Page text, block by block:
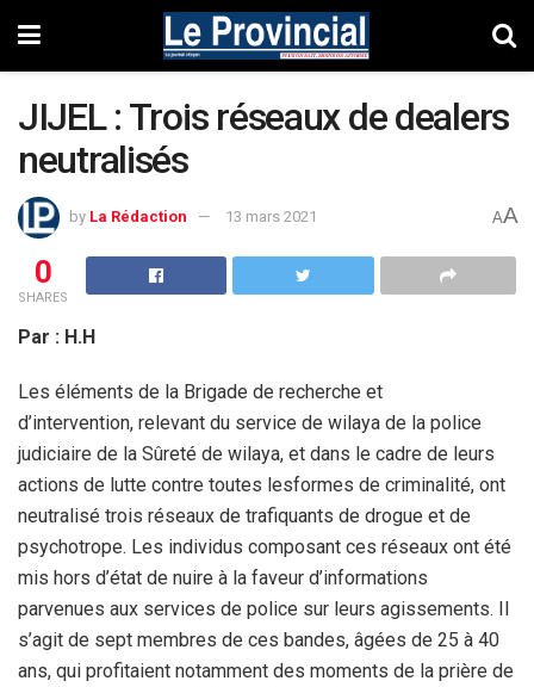
JIJEL : Trois réseaux de dealers
neutralisés
by La Rédaction 13 mars 2021 AA
0
SHARES
Par : H.H
Les éléments de la Brigade de recherche et
d’intervention, relevant du service de wilaya de la police
judiciaire de la Sûreté de wilaya, et dans le cadre de leurs
actions de lutte contre toutes lesformes de criminalité, ont
neutralisé trois réseaux de trafiquants de drogue et de
psychotrope. Les individus composant ces réseaux ont été
mis hors d’état de nuire à la faveur d’informations
parvenues aux services de police sur leurs agissements. Il
s’agit de sept membres de ces bandes, âgées de 25 à 40
ans, qui profitaient notamment des moments de la prière de